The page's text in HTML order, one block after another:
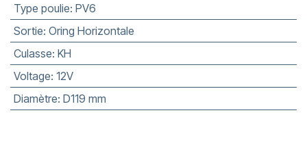
Type poulie: PV6
Sortie: Oring Horizontale
Culasse: KH
Voltage: 12V
Diamètre: D119 mm